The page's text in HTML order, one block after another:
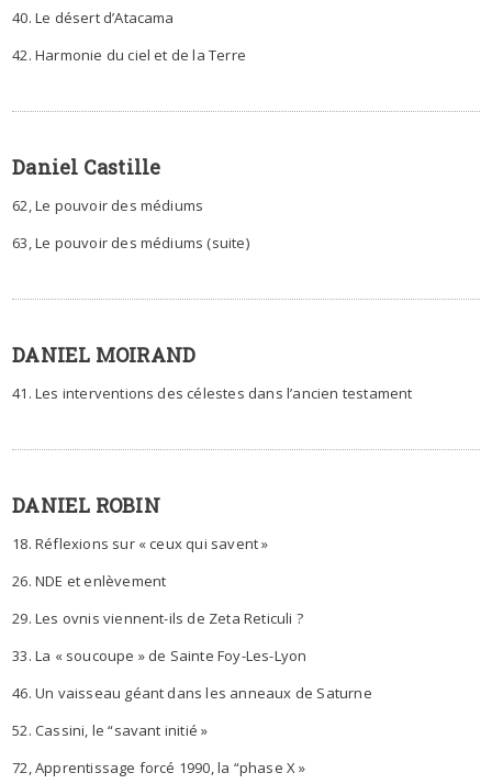
40. Le désert d’Atacama
42. Harmonie du ciel et de la Terre
Daniel Castille
62, Le pouvoir des médiums
63, Le pouvoir des médiums (suite)
DANIEL MOIRAND
41. Les interventions des célestes dans l’ancien testament
DANIEL ROBIN
18. Réflexions sur « ceux qui savent »
26. NDE et enlèvement
29. Les ovnis viennent-ils de Zeta Reticuli ?
33. La « soucoupe » de Sainte Foy-Les-Lyon
46. Un vaisseau géant dans les anneaux de Saturne
52. Cassini, le “savant initié »
72, Apprentissage forcé 1990, la “phase X »